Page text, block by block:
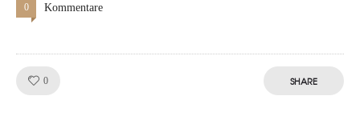
0 Kommentare
0 SHARE